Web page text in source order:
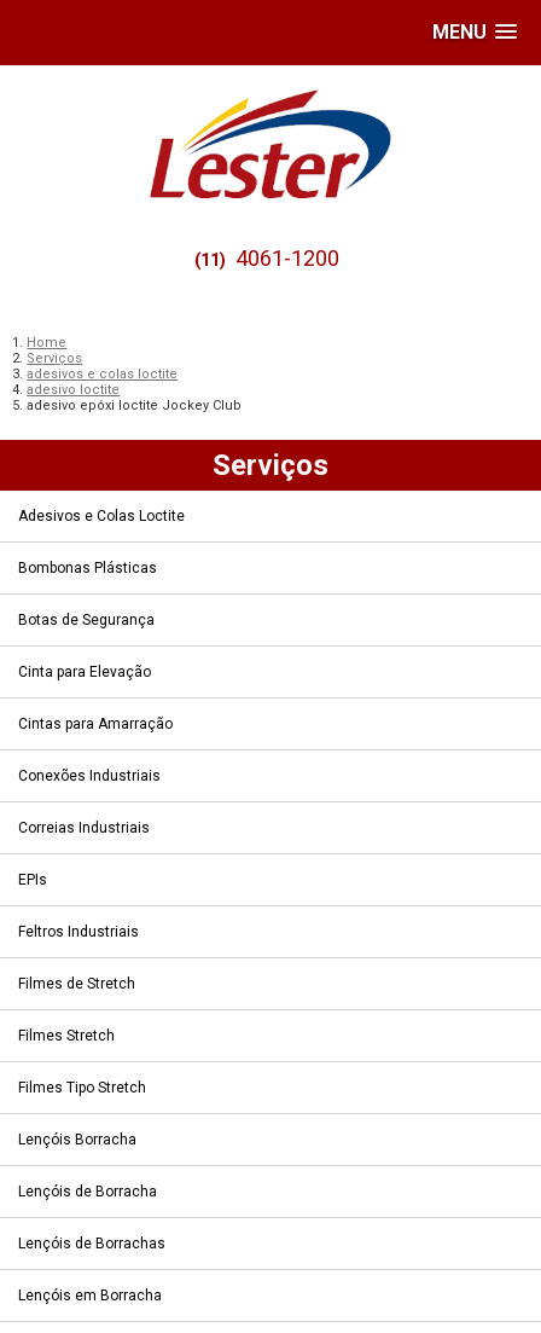
MENU
(11) 4061-1200
Home
Serviços
adesivos e colas loctite
adesivo loctite
adesivo epóxi loctite Jockey Club
Serviços
Adesivos e Colas Loctite
Bombonas Plásticas
Botas de Segurança
Cinta para Elevação
Cintas para Amarração
Conexões Industriais
Correias Industriais
EPIs
Feltros Industriais
Filmes de Stretch
Filmes Stretch
Filmes Tipo Stretch
Lençóis Borracha
Lençóis de Borracha
Lençóis de Borrachas
Lençóis em Borracha